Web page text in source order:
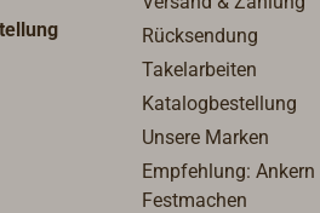
oder 24
größere
Volt-/
lieferbar.
Rücksendung
Takelarbeiten
Katalogbestellung
Unsere Marken
Empfehlung: Ankern
Festmachen